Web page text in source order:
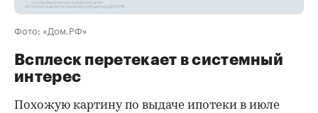
Фото: «Дом.РФ»
Всплеск перетекает в системный
интерес
Похожую картину по выдаче ипотеки в июле